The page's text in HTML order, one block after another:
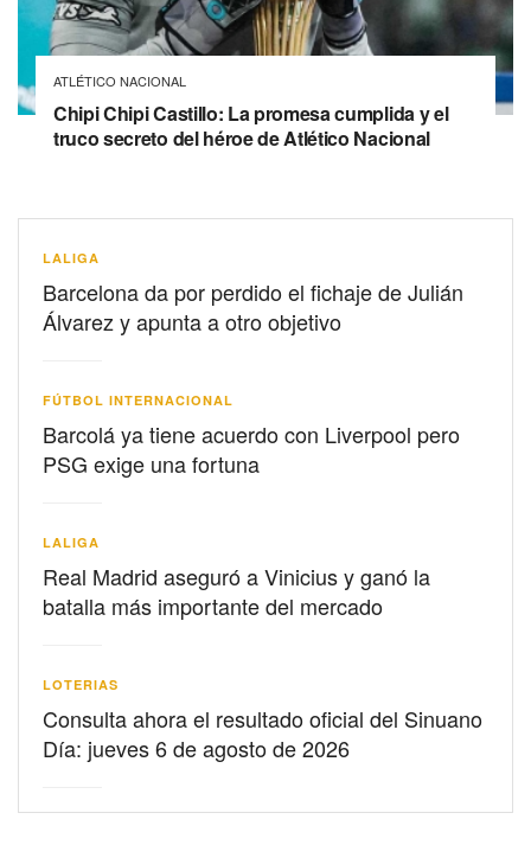
ATLÉTICO NACIONAL
Chipi Chipi Castillo: La promesa cumplida y el
truco secreto del héroe de Atlético Nacional
LALIGA
Barcelona da por perdido el fichaje de Julián
Álvarez y apunta a otro objetivo
FÚTBOL INTERNACIONAL
Barcolá ya tiene acuerdo con Liverpool pero
PSG exige una fortuna
LALIGA
Real Madrid aseguró a Vinicius y ganó la
batalla más importante del mercado
LOTERIAS
Consulta ahora el resultado oficial del Sinuano
Día: jueves 6 de agosto de 2026